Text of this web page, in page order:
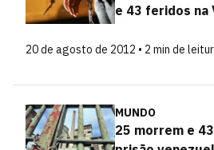
e 43 feridos na
20 de agosto de 2012 • 2 min de
MUNDO
25 morrem e